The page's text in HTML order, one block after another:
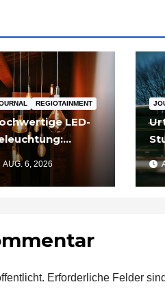
REGIOTAINMENT
LED-
sich
nach zwei
rechnet
AUG. 6, 2026
Erforderliche Felder